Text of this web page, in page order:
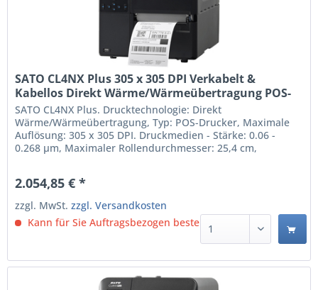
SATO CL4NX Plus 305 x 305 DPI Verkabelt &
Kabellos Direkt Wärme/Wärmeübertragung POS-
Drucker (WWCLP220ZNARUK)
SATO CL4NX Plus. Drucktechnologie: Direkt
Wärme/Wärmeübertragung, Typ: POS-Drucker, Maximale
Auflösung: 305 x 305 DPI. Druckmedien - Stärke: 0.06 -
0.268 µm, Maximaler Rollendurchmesser: 25,4 cm,
Anschlusstyp: USB Type-A / USB Type-B, Serielle
Schnittstelle: RS-232C. Produktfarbe:...
2.054,85 € *
zzgl. MwSt.zzgl. Versandkosten
Kann für Sie Auftragsbezogen bestellt werden.